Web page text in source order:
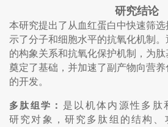
研究结论
本研究提出了从血红蛋白中快速筛
示了分子和细胞水平的抗氧化机制
的构象关系和抗氧化保护机制，为
奠定了基础，并加速了副产物向营
的开发。
多肽组学 ： 是以机体内源性多肽
研究对象，研究多肽组的结构、